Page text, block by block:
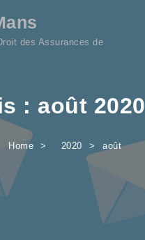
des Assurances de
: août 2020
Home 2020 août